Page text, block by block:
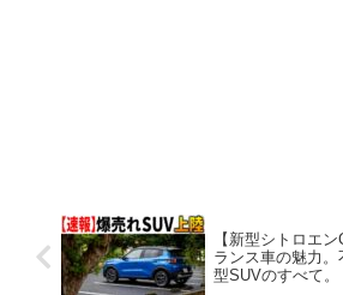
【新型シトロエ
ランス車の魅力
型SUVのすべて。